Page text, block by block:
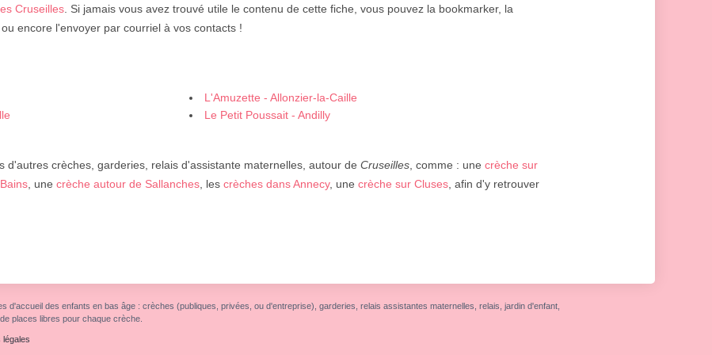
Cruseilles . Si jamais vous avez trouvé utile le contenu de cette fiche, vous pouvez la bookmarker, la
encore l'envoyer par courriel à vos contacts !
L'Amuzette - Allonzier-la-Caille
Le Petit Poussait - Andilly
d'autres crèches, garderies, relais d'assistante maternelles, autour de Cruseilles , comme : une crèche sur
, une crèche autour de Sallanches , les crèches dans Annecy, une crèche sur Cluses , afin d'y retrouver
d'accueil des enfants en bas âge : crèches (publiques, privées, ou d'entreprise), garderies, relais assistantes maternelles, relais, jardin d'enfant,
places libres pour chaque crèche.
légales